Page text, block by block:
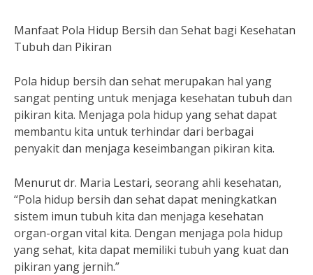
Manfaat Pola Hidup Bersih dan Sehat bagi Kesehatan
Tubuh dan Pikiran
Pola hidup bersih dan sehat merupakan hal yang
sangat penting untuk menjaga kesehatan tubuh dan
pikiran kita. Menjaga pola hidup yang sehat dapat
membantu kita untuk terhindar dari berbagai
penyakit dan menjaga keseimbangan pikiran kita.
Menurut dr. Maria Lestari, seorang ahli kesehatan,
“Pola hidup bersih dan sehat dapat meningkatkan
sistem imun tubuh kita dan menjaga kesehatan
organ-organ vital kita. Dengan menjaga pola hidup
yang sehat, kita dapat memiliki tubuh yang kuat dan
pikiran yang jernih.”